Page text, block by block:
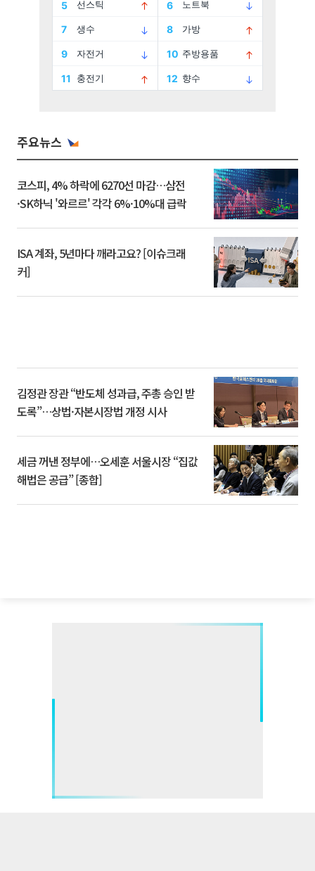
주요뉴스
코스피, 4% 하락에 6270선 마감…삼전
·SK하닉 '와르르' 각각 6%·10%대 급락
ISA 계좌, 5년마다 깨라고요? [이슈크래
커]
김정관 장관 “반도체 성과급, 주총 승인 받
도록”…상법·자본시장법 개정 시사
세금 꺼낸 정부에…오세훈 서울시장 “집값
해법은 공급” [종합]